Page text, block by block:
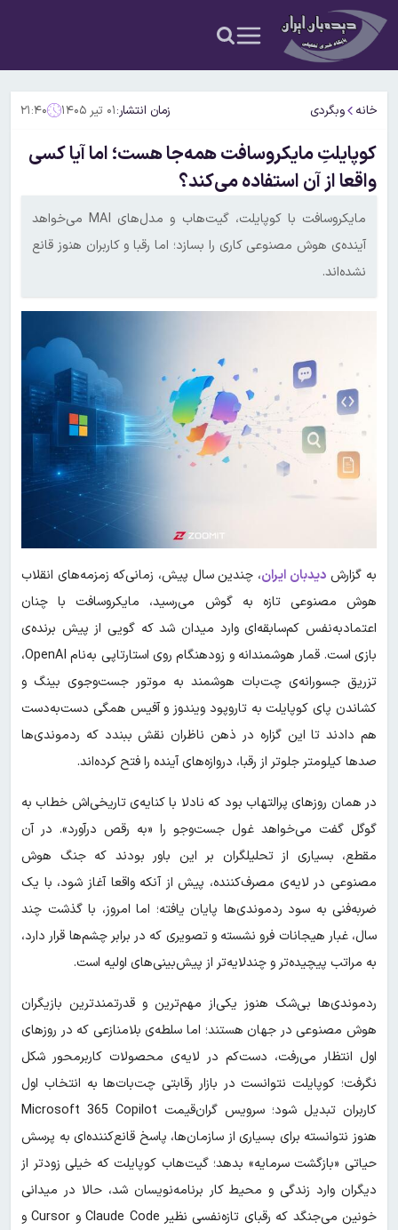
خانه وبگردی زمان انتشار:۰۱ تیر ۱۴۰۵ ۲۱:۴۰
کوپایلتِ مایکروسافت همه‌جا هست؛ اما آیا کسی
واقعا از آن استفاده می‌کند؟
مایکروسافت با کوپایلت، گیت‌هاب و مدل‌های MAI می‌خواهد
آینده‌ی هوش مصنوعی کاری را بسازد؛ اما رقبا و کاربران هنوز قانع
نشده‌اند.
به گزارش دیدبان ایران، چندین سال پیش، زمانی‌که زمزمه‌های انقلاب
هوش مصنوعی تازه به گوش می‌رسید، مایکروسافت با چنان
اعتمادبه‌نفس کم‌سابقه‌ای وارد میدان شد که گویی از پیش برنده‌ی
بازی است. قمار هوشمندانه و زودهنگام روی استارتاپی به‌نام OpenAI،
تزریق جسورانه‌ی چت‌بات هوشمند به موتور جست‌وجوی بینگ و
کشاندن پای کوپایلت به تاروپود ویندوز و آفیس همگی دست‌به‌دست
هم دادند تا این گزاره در ذهن ناظران نقش ببندد که ردموندی‌ها
صدها کیلومتر جلوتر از رقبا، دروازه‌های آینده را فتح کرده‌اند.
در همان روزهای پرالتهاب بود که نادلا با کنایه‌ی تاریخی‌اش خطاب به
گوگل گفت می‌خواهد غول جست‌وجو را «به رقص درآورد». در آن
مقطع، بسیاری از تحلیلگران بر این باور بودند که جنگ هوش
مصنوعی در لایه‌ی مصرف‌کننده، پیش از آنکه واقعا آغاز شود، با یک
ضربه‌فنی به سود ردموندی‌ها پایان یافته؛ اما امروز، با گذشت چند
سال، غبار هیجانات فرو نشسته و تصویری که در برابر چشم‌ها قرار دارد،
به مراتب پیچیده‌تر و چندلایه‌تر از پیش‌بینی‌های اولیه است.
ردموندی‌ها ‌بی‌شک هنوز یکی‌از مهم‌ترین و قدرتمندترین بازیگران
هوش مصنوعی در جهان هستند؛ اما سلطه‌ی بلامنازعی که در روزهای
اول انتظار می‌رفت، دست‌کم در لایه‌ی محصولات کاربرمحور شکل
نگرفت؛ کوپایلت نتوانست در بازار رقابتی چت‌بات‌ها به انتخاب اول
کاربران تبدیل شود؛ سرویس گران‌قیمت Microsoft 365 Copilot
هنوز نتوانسته برای بسیاری از سازمان‌ها، پاسخ قانع‌کننده‌ای به پرسش
حیاتی «بازگشت سرمایه» بدهد؛ گیت‌هاب کوپایلت که خیلی زودتر از
دیگران وارد زندگی و محیط کار برنامه‌نویسان شد، حالا در میدانی
خونین می‌جنگد که رقبای تازه‌نفسی نظیر Claude Code و Cursor و